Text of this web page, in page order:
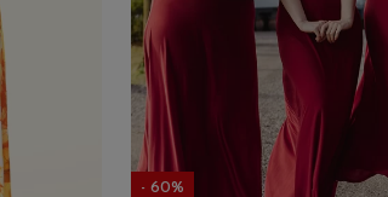
- 60%